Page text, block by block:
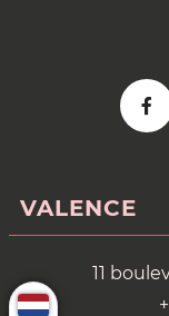
VALENCE
11